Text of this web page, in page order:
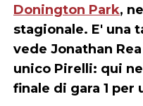
Donington Park,
stagionale. E' una
vede Jonathan
unico Pirelli: qui
finale di gara 1